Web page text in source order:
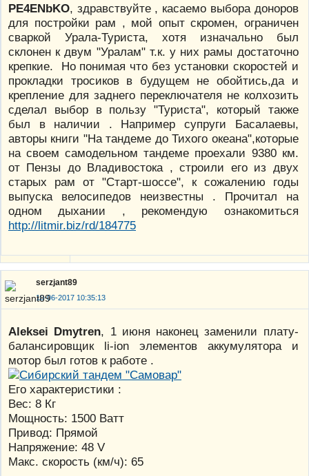
PE4ENbKO, здравствуйте , касаемо выбора доноров
для постройки рам , мой опыт скромен, ограничен
сваркой Урала-Туриста, хотя изначально был
склонен к двум "Уралам" т.к. у них рамы достаточно
крепкие. Но понимая что без установки скоростей и
прокладки тросиков в будущем не обойтись,да и
крепление для заднего переключателя не колхозить
сделал выбор в пользу "Туриста", который также
был в наличии . Например супруги Басалаевы,
авторы книги "На тандеме до Тихого океана",которые
на своем самодельном тандеме проехали 9380 км.
от Пензы до Владивостока , строили его из двух
старых рам от "Старт-шоссе", к сожалению годы
выпуска велосипедов неизвестны . Прочитал на
одном дыхании , рекомендую ознакомиться
http://litmir.biz/rd/184775
serzjant89
10-06-2017 10:35:13
Aleksei Dmytren, 1 июня наконец заменили плату-
балансировщик li-ion элементов аккумулятора и
мотор был готов к работе .
Его характеристики :
Вес: 8 Кг
Мощность: 1500 Ватт
Привод: Прямой
Напряжение: 48 V
Макс. скорость (км/ч): 65